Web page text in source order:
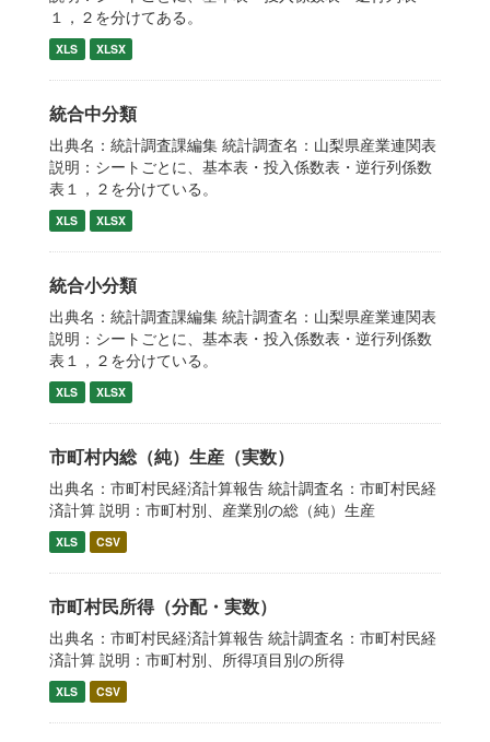
１，２を分けてある。
XLS XLSX
統合中分類
出典名：統計調査課編集 統計調査名：山梨県産業連関表
説明：シートごとに、基本表・投入係数表・逆行列係数
表１，２を分けている。
XLS XLSX
統合小分類
出典名：統計調査課編集 統計調査名：山梨県産業連関表
説明：シートごとに、基本表・投入係数表・逆行列係数
表１，２を分けている。
XLS XLSX
市町村内総（純）生産（実数）
出典名：市町村民経済計算報告 統計調査名：市町村民経
済計算 説明：市町村別、産業別の総（純）生産
XLS CSV
市町村民所得（分配・実数）
出典名：市町村民経済計算報告 統計調査名：市町村民経
済計算 説明：市町村別、所得項目別の所得
XLS CSV